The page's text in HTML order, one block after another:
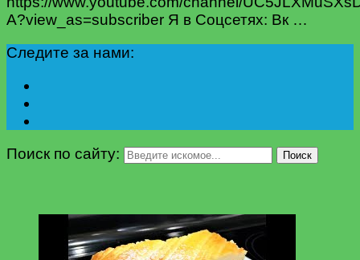
A?view_as=subscriber Я в Соцсетях: Вк …
Следите за нами:
Поиск по сайту: Поиск